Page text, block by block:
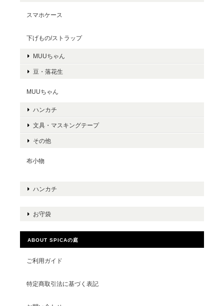
スマホケース
下げもの/ストラップ
MUUちゃん
豆・落花生
MUUちゃん
ハンカチ
文具・マスキングテープ
その他
布小物
ハンカチ
お守袋
ABOUT SPICAの庭
ご利用ガイド
特定商取引法に基づく表記